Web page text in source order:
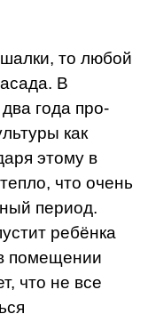
то лю­бой
В
года про­
как
этому в
что очень
пе­риод.
ребёнка
по­мещении
что не все